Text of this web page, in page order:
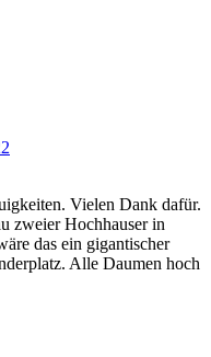
Vielen Dank dafür.
zweier Hochhauser in
das ein gigantischer
Alle Daumen hoch